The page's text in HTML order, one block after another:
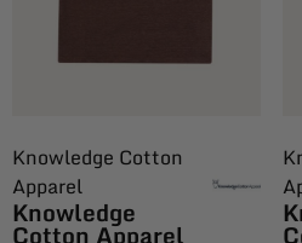
Knowledge Cotton
Apparel
Knowledge
Cotton Apparel